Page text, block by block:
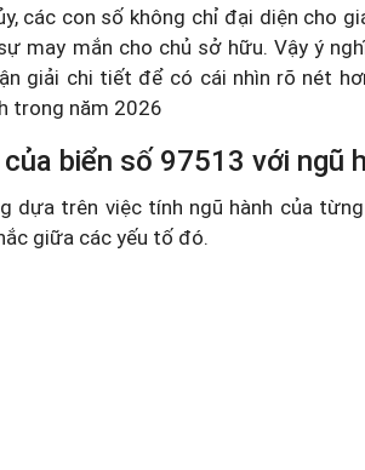
các con số không chỉ đại diện cho
may mắn cho chủ sở hữu. Vậy ý
giải chi tiết để có cái nhìn rõ nét
trong năm 2026
biển số 97513 với ngũ
dựa trên việc tính ngũ hành của
giữa các yếu tố đó.